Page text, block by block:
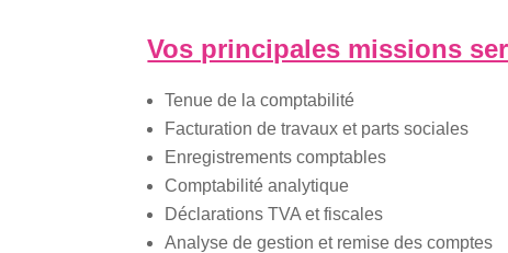
Vos principales missions
Tenue de la comptabilité
Facturation de travaux et parts sociales
Enregistrements comptables
Comptabilité analytique
Déclarations TVA et fiscales
Analyse de gestion et remise des comptes